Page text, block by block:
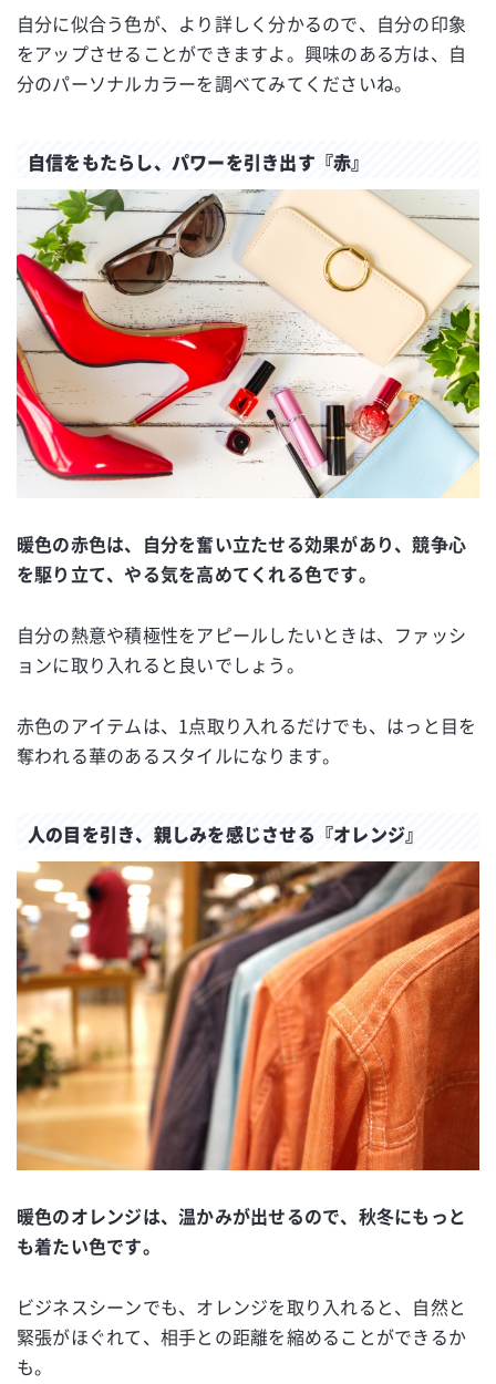
自分に似合う色が、より詳しく分かるので、自分の印象
をアップさせることができますよ。興味のある方は、自
分のパーソナルカラーを調べてみてくださいね。
自信をもたらし、パワーを引き出す『赤』
暖色の赤色は、自分を奮い立たせる効果があり、競争心
を駆り立て、やる気を高めてくれる色です。
自分の熱意や積極性をアピールしたいときは、ファッシ
ョンに取り入れると良いでしょう。
赤色のアイテムは、1点取り入れるだけでも、はっと目を
奪われる華のあるスタイルになります。
人の目を引き、親しみを感じさせる『オレンジ』
暖色のオレンジは、温かみが出せるので、秋冬にもっと
も着たい色です。
ビジネスシーンでも、オレンジを取り入れると、自然と
緊張がほぐれて、相手との距離を縮めることができるか
も。